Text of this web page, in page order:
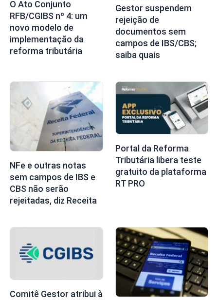
O Ato Conjunto
RFB/CGIBS nº 4: um
novo modelo de
implementação da
reforma tributária
Gestor suspendem
rejeição de
documentos sem
campos de IBS/CBS;
saiba quais
NFe e outras notas
sem campos de IBS e
CBS não serão
rejeitadas, diz Receita
Portal da Reforma
Tributária libera teste
gratuito da plataforma
RT PRO
Comitê Gestor atribui à